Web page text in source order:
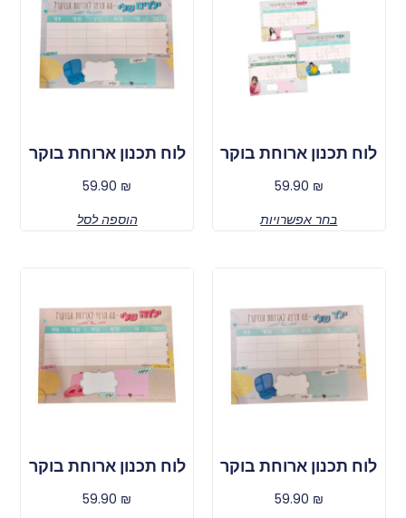
לוח תכנון ארוחת בוקר
59.90 ₪
בחר אפשרויות
לוח תכנון ארוחת בוקר
59.90 ₪
הוספה לסל
לוח תכנון ארוחת בוקר
59.90 ₪
לוח תכנון ארוחת בוקר
59.90 ₪